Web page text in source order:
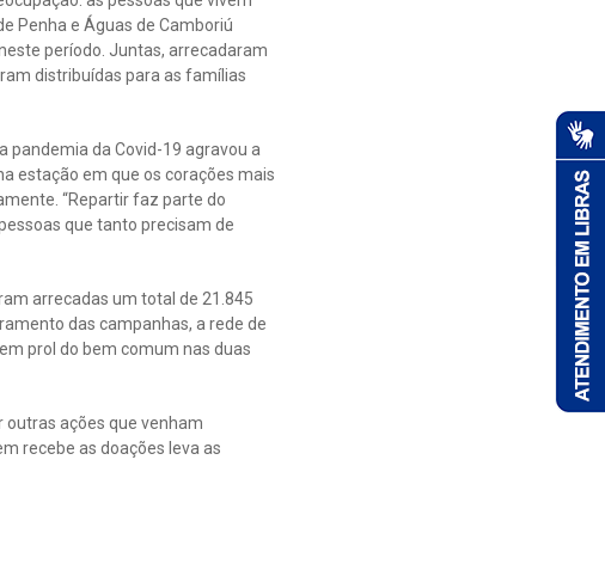
Penha e Águas de Camboriú
período. Juntas, arrecadaram
distribuídas para as famílias
pandemia da Covid-19 agravou a
estação em que os corações mais
“Repartir faz parte do
que tanto precisam de
arrecadas um total de 21.845
das campanhas, a rede de
prol do bem comum nas duas
ações que venham
recebe as doações leva as